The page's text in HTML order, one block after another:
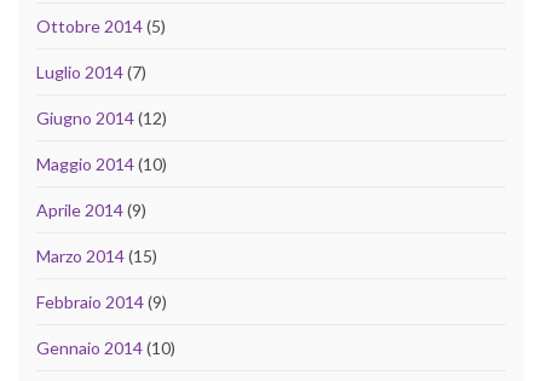
Ottobre 2014(5)
Luglio 2014(7)
Giugno 2014(12)
Maggio 2014(10)
Aprile 2014(9)
Marzo 2014(15)
Febbraio 2014(9)
Gennaio 2014(10)